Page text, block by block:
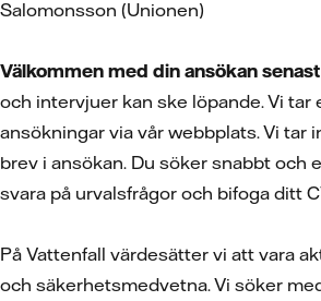
Salomonsson (Unionen)
Välkommen med din ansökan
och intervjuer kan ske löpande. Vi tar
ansökningar via vår webbplats. Vi tar
brev i ansökan. Du söker snabbt och
svara på urvalsfrågor och bifoga ditt
På Vattenfall värdesätter vi att vara
och säkerhetsmedvetna. Vi söker